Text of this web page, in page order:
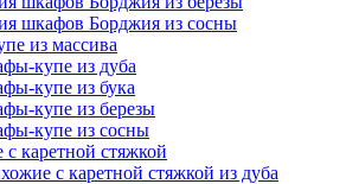
шкафов Борджия из сосны
из массива
купе из дуба
купе из бука
купе из березы
купе из сосны
каретной стяжкой
с каретной стяжкой из дуба